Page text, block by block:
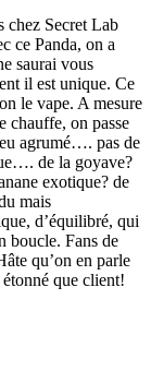
Secret Lab
ce Panda, on a
saurai vous
il est unique. Ce
le vape. A mesure
chauffe, on passe
agrumé…. pas de
de la goyave?
exotique? de
mais
d’équilibré, qui
boucle. Fans de
qu’on en parle
que client!